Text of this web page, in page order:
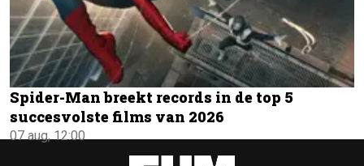
Spider-Man breekt records in de top 5
succesvolste films van 2026
07 aug, 12:00